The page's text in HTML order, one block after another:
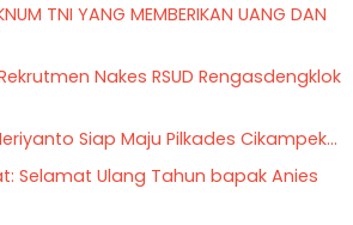
TNI YANG MEMBERIKAN UANG DAN
Nakes RSUD Rengasdengklok
Siap Maju Pilkades Cikampek...
Selamat Ulang Tahun bapak Anies